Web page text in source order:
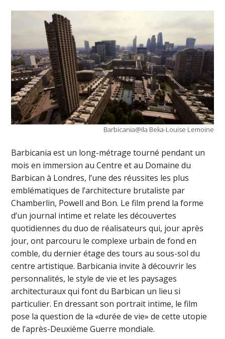
Barbicania@Ila Beka-Louise Lemoine
Barbicania est un long-métrage tourné pendant un
mois en immersion au Centre et au Domaine du
Barbican à Londres, l’une des réussites les plus
emblématiques de l’architecture brutaliste par
Chamberlin, Powell and Bon. Le film prend la forme
d’un journal intime et relate les découvertes
quotidiennes du duo de réalisateurs qui, jour après
jour, ont parcouru le complexe urbain de fond en
comble, du dernier étage des tours au sous-sol du
centre artistique. Barbicania invite à découvrir les
personnalités, le style de vie et les paysages
architecturaux qui font du Barbican un lieu si
particulier. En dressant son portrait intime, le film
pose la question de la «durée de vie» de cette utopie
de l’après-Deuxième Guerre mondiale.